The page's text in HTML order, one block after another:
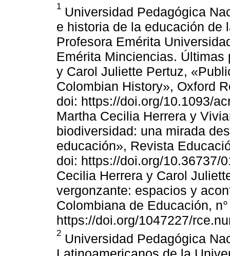
1 Universidad Pedagógica
e historia de la educación de
Profesora Emérita
Emérita Minciencias.
y Carol Juliette Pertuz,
Colombian History», Oxford
doi: https://doi.org/10.1093/
Martha Cecilia Herrera y
biodiversidad: una mirada
educación», Revista
doi: https://doi.org/10.36737/
Cecilia Herrera y Carol
vergonzante: espacios y
Colombiana de Educación,
https://doi.org/1047227/
2 Universidad Pedagógica